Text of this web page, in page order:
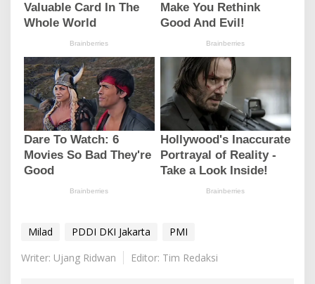
Milad PDDI DKI Jakarta
PMI
Writer: Ujang Ridwan
Editor: Tim Redaksi